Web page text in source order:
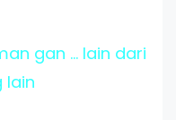
gan ... lain dari
lain